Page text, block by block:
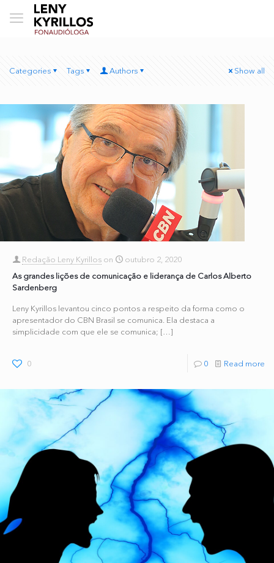
Categories Tags Authors Show all
Redação Leny Kyrillos on
outubro 2, 2020
As grandes lições de comunicação e liderança de Carlos Alberto
Sardenberg
Leny Kyrillos levantou cinco pontos a respeito da forma como o
apresentador do CBN Brasil se comunica. Ela destaca a
simplicidade com que ele se comunica; […]
0 0 Read more